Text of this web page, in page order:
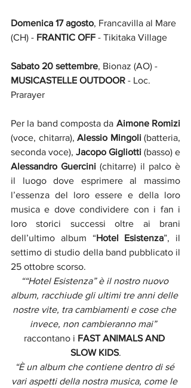
Domenica 17 agosto, Francavilla al Mare
(CH) - FRANTIC OFF - Tikitaka Village
Sabato 20 settembre, Bionaz (AO) -
MUSICASTELLE OUTDOOR - Loc.
Prarayer
Per la band composta da Aimone Romizi
(voce, chitarra), Alessio Mingoli (batteria,
seconda voce), Jacopo Gigliotti
Alessandro Guercini (chitarre) il palco è
il luogo dove esprimere al massimo
l’essenza del loro essere e della loro
musica e dove condividere con i fan i
loro storici successi oltre ai brani
dell’ultimo album “Hotel Esistenza”, il
settimo di studio della band pubblicato il
25 ottobre scorso.
““Hotel Esistenza” è il nostro nuovo
album, racchiude gli ultimi tre anni delle
nostre vite, tra cambiamenti e cose che
invece, non cambieranno mai”
raccontano i FAST ANIMALS AND
SLOW KIDS.
“È un album che contiene dentro di sé
vari aspetti della nostra musica, come le